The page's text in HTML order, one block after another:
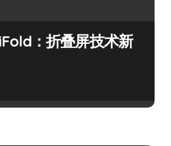
：折叠屏技术新